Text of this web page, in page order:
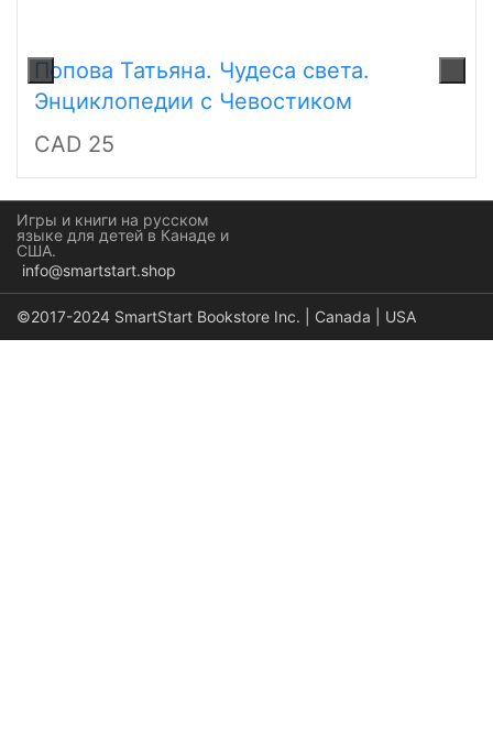
Попова Татьяна. Чудеса света.
Энциклопедии с Чевостиком
CAD 25
Игры и книги на русском
языке для детей в Канаде и
США.
info@smartstart.shop
©2017-2024 SmartStart Bookstore Inc. | Canada | USA